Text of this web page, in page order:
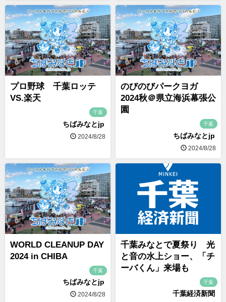
プロ野球 千葉ロッテ
VS.楽天
千葉
ちばみなとjp
2024/8/28
のびのびパークヨガ
2024秋＠県立海浜幕張公
園
千葉
ちばみなとjp
2024/8/28
WORLD CLEANUP DAY
2024 in CHIBA
千葉
ちばみなとjp
2024/8/28
千葉みなとで夏祭り 光
と音の水上ショー、「チ
ーバくん」来場も
千葉
千葉経済新聞